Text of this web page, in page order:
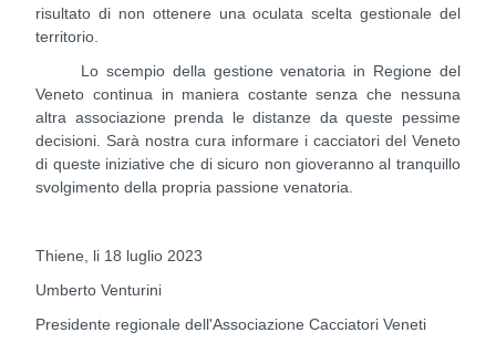
risultato di non ottenere una oculata scelta gestionale del
territorio.
Lo scempio della gestione venatoria in Regione del
Veneto continua in maniera costante senza che nessuna
altra associazione prenda le distanze da queste pessime
decisioni. Sarà nostra cura informare i cacciatori del Veneto
di queste iniziative che di sicuro non gioveranno al tranquillo
svolgimento della propria passione venatoria.
Thiene, li 18 luglio 2023
Umberto Venturini
Presidente regionale dell'Associazione Cacciatori Veneti